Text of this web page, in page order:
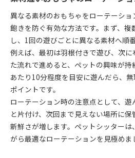
異なる素材のおもちゃをローテーシ
飽きを防ぐ有効な方法です。まず、複
し、1回の遊びごとに異なる素材へ順
例えば、最初は羽根付きで遊び、次
た流れで進めると、ペットの興味が
あたり10分程度を目安に遊んだら、
ポイントです。
ローテーション時の注意点として、
と片付け、次回まで見えない場所に
新鮮さが増します。ペットシッター
がら最適なローテーションを見極めま